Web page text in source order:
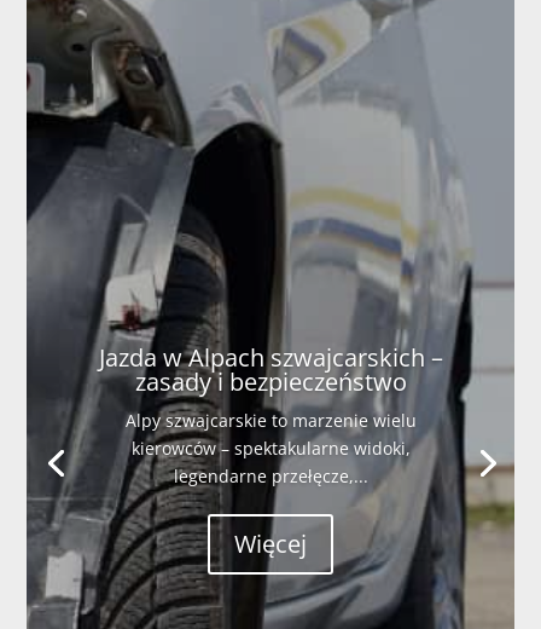
Jazda w Alpach szwajcarskich –
zasady i bezpieczeństwo
Alpy szwajcarskie to marzenie wielu
kierowców – spektakularne widoki,
legendarne przełęcze,...
Więcej